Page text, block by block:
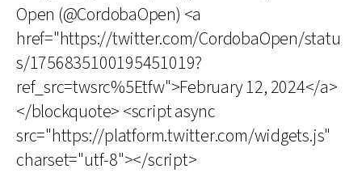
Open (@CordobaOpen) <a
href="https://twitter.com/CordobaOpen/statu
s/1756835100195451019?
ref_src=twsrc%5Etfw">February 12, 2024</a>
</blockquote> <script async
src="https://platform.twitter.com/widgets.js"
charset="utf-8"></script>